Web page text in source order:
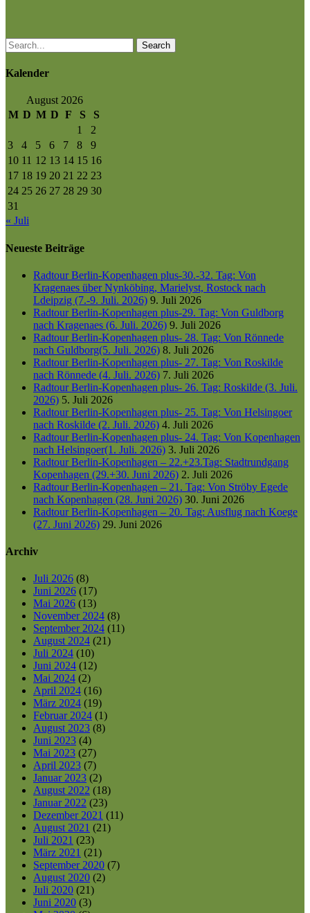
Search
Kalender
August 2026
M D M D F S
S
1
2
3
4 5 6 7 8
9
10 11 12 13 14 15 16
17 18 19 20 21 22 23
24 25 26 27 28 29 30
31
« Juli
Neueste Beiträge
Radtour Berlin-Kopenhagen plus-30.-32. Tag: Von
Kragenaes über Nynköbing, Marielyst, Rostock nach
Ldeipzig (7.-9. Juli. 2026) 9. Juli 2026
Radtour Berlin-Kopenhagen plus-29. Tag: Von Guldborg
nach Kragenaes (6. Juli. 2026) 9. Juli 2026
Radtour Berlin-Kopenhagen plus- 28. Tag: Von Rönnede
nach Guldborg(5. Juli. 2026) 8. Juli 2026
Radtour Berlin-Kopenhagen plus- 27. Tag: Von Roskilde
nach Rönnede (4. Juli. 2026) 7. Juli 2026
Radtour Berlin-Kopenhagen plus- 26. Tag: Roskilde (3. Juli.
2026) 5. Juli 2026
Radtour Berlin-Kopenhagen plus- 25. Tag: Von Helsingoer
nach Roskilde (2. Juli. 2026) 4. Juli 2026
Radtour Berlin-Kopenhagen plus- 24. Tag: Von Kopenhagen
nach Helsingoer(1. Juli. 2026) 3. Juli 2026
Radtour Berlin-Kopenhagen – 22.+23.Tag: Stadtrundgang
Kopenhagen (29.+30. Juni 2026) 2. Juli 2026
Radtour Berlin-Kopenhagen – 21. Tag: Von Ströby Egede
nach Kopenhagen (28. Juni 2026) 30. Juni 2026
Radtour Berlin-Kopenhagen – 20. Tag: Ausflug nach Koege
(27. Juni 2026) 29. Juni 2026
Archiv
Juli 2026 (8)
Juni 2026 (17)
Mai 2026 (13)
November 2024 (8)
September 2024 (11)
August 2024 (21)
Juli 2024 (10)
Juni 2024 (12)
Mai 2024 (2)
April 2024 (16)
März 2024 (19)
Februar 2024 (1)
August 2023 (8)
Juni 2023 (4)
Mai 2023 (27)
April 2023 (7)
Januar 2023 (2)
August 2022 (18)
Januar 2022 (23)
Dezember 2021 (11)
August 2021 (21)
Juli 2021 (23)
März 2021 (21)
September 2020 (7)
August 2020 (2)
Juli 2020 (21)
Juni 2020 (3)